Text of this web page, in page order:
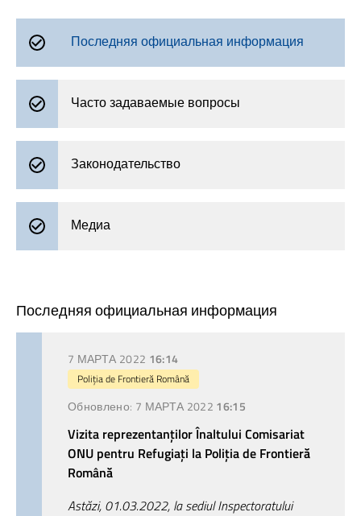
Последняя официальная информация
Часто задаваемые вопросы
Законодательство
Медиа
Последняя официальная информация
7 МАРТА 2022 16:14
Poliția de Frontieră Română
Обновлено: 7 МАРТА 2022 16:15
Vizita reprezentanţilor Înaltului Comisariat
ONU pentru Refugiaţi la Poliţia de Frontieră
Română
Astăzi, 01.03.2022, la sediul Inspectoratului